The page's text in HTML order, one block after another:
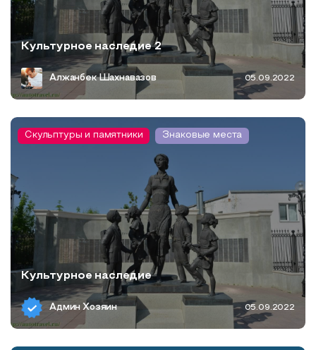
Культурное наследие 2
Алжанбек Шахнавазов 05.09.2022
Скульптуры и памятники Знаковые места
Культурное наследие
Админ Хозяин 05.09.2022